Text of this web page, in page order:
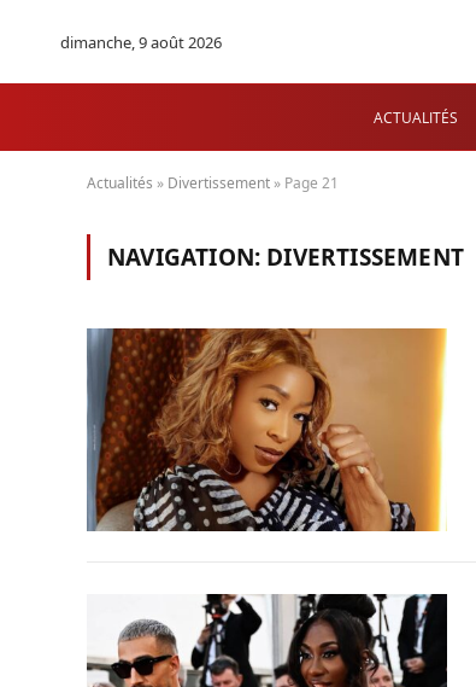
dimanche, 9 août 2026
ACTUALITÉS
Actualités » Divertissement » Page 21
NAVIGATION: DIVERTISSEMENT